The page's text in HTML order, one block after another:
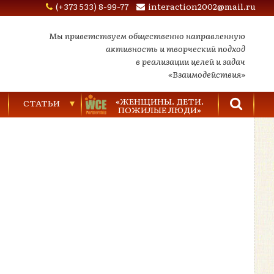
(+373 533) 8-99-77 interaction2002@mail.ru
Мы приветствуем общественно направленную
активность и творческий подход
в реализации целей и задач
«Взаимодействия»
СТАТЬИ «ЖЕНЩИНЫ. ДЕТИ.
ПОЖИЛЫЕ ЛЮДИ»